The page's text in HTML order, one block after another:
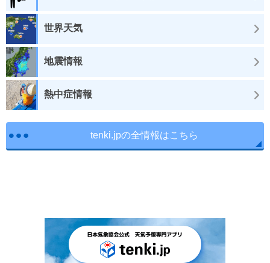
世界天気
地震情報
熱中症情報
tenki.jpの全情報はこちら